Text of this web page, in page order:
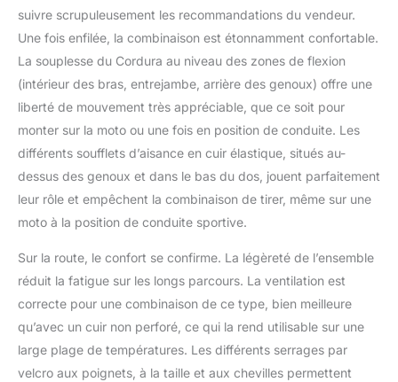
suivre scrupuleusement les recommandations du vendeur.
Une fois enfilée, la combinaison est étonnamment confortable.
La souplesse du Cordura au niveau des zones de flexion
(intérieur des bras, entrejambe, arrière des genoux) offre une
liberté de mouvement très appréciable, que ce soit pour
monter sur la moto ou une fois en position de conduite. Les
différents soufflets d’aisance en cuir élastique, situés au-
dessus des genoux et dans le bas du dos, jouent parfaitement
leur rôle et empêchent la combinaison de tirer, même sur une
moto à la position de conduite sportive.
Sur la route, le confort se confirme. La légèreté de l’ensemble
réduit la fatigue sur les longs parcours. La ventilation est
correcte pour une combinaison de ce type, bien meilleure
qu’avec un cuir non perforé, ce qui la rend utilisable sur une
large plage de températures. Les différents serrages par
velcro aux poignets, à la taille et aux chevilles permettent